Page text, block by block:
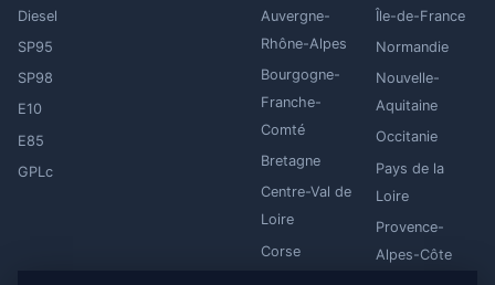
Diesel
SP95
SP98
E10
E85
GPLc
Auvergne-
Rhône-Alpes
Bourgogne-
Franche-
Comté
Bretagne
Centre-Val de
Loire
Corse
Île-de-France
Normandie
Nouvelle-
Aquitaine
Occitanie
Pays de la
Loire
Provence-
Alpes-Côte